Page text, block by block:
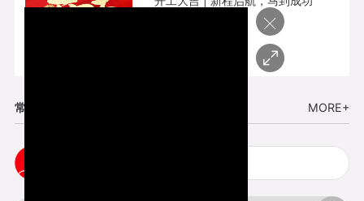
常见问题 MORE+
×